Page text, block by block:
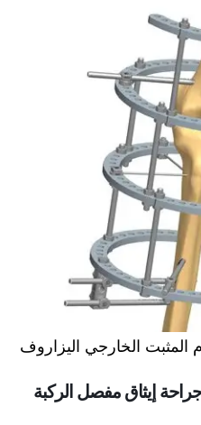
المثبت الخارجي اليزاروف
إيثاق مفصل الركبة